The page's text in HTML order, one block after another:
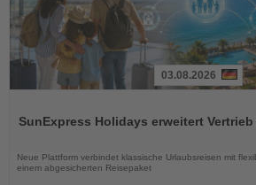
die
03.08.2026
SunExpress Holidays erweitert
Neue Plattform verbindet klassische Urlaubsreisen mit
einem abgesicherten Reisepaket